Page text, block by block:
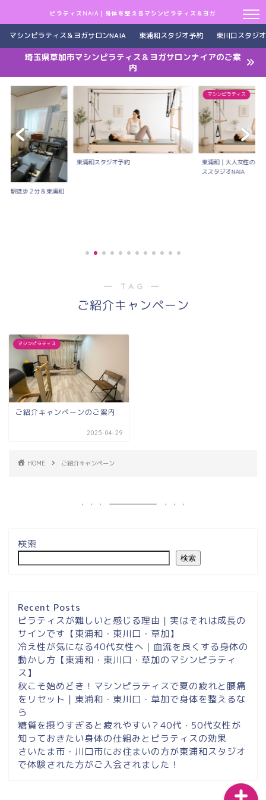
ピラティスNAIA｜身体を整えるマシンピラティス＆ヨガ
マシンピラティス＆ヨガサロンNAIA 東浦和スタジオ予約 東川口スタジ
埼玉県草加市マシンピラティス＆ヨガサロンナイアのご案
内
口駅徒歩２分＆東浦和
東浦和スタジオ予約
マシンピラティス
東浦和｜大人女性のた
ススタジオNAIA
― TAG ―
ご紹介キャンペーン
マシンピラティス
ご紹介キャンペーンのご案内
2025-04-29
HOME ご紹介キャンペーン
検索
検索
Recent Posts
ピラティスが難しいと感じる理由｜実はそれは成長の
サインです【東浦和・東川口・草加】
冷え性が気になる40代女性へ｜血流を良くする身体の
動かし方【東浦和・東川口・草加のマシンピラティ
ス】
秋こそ始めどき！マシンピラティスで夏の疲れと腰痛
をリセット｜東浦和・東川口・草加で身体を整えるな
ら
糖質を摂りすぎると疲れやすい？40代・50代女性が
知っておきたい身体の仕組みとピラティスの効果
さいたま市・川口市にお住まいの方が東浦和スタジオ
で体験された方がご入会されました！
内
東浦和スタジオ予約
東浦和｜大人女性のための
マシンピラティススタジオ
Instagram